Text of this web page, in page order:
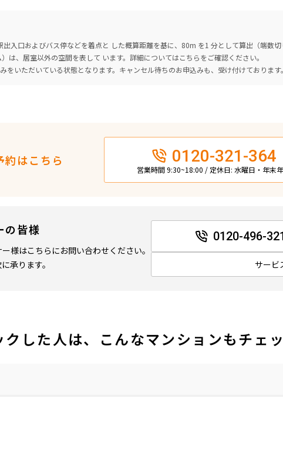
入口およびバス停などを着点と した概算距離を基に、80m を1 分として算出（端数切
は、居室以外の空間を表して います。詳細についてはこちらをご確認ください。
をいただいている状態となります。キャンセル待ちのお申込みも、受け付けております。
約はこちら 0120-321-364
営業時間 9:30~18:00 / 定休日: 水曜日・年末
の皆様
様はこちらにお問い合わせください。
承ります。
0120-496-
サービ
した人は、こんなマンションもチェッ